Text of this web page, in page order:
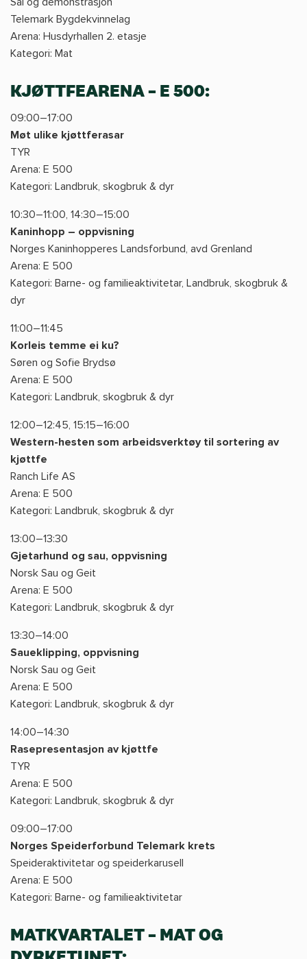
Telemark Bygdekvinnelag
Arena: Husdyrhallen 2. etasje
Kategori: Mat
KJØTTFEARENA – E 500:
09:00–17:00
Møt ulike kjøttferasar
TYR
Arena: E 500
Kategori: Landbruk, skogbruk & dyr
10:30–11:00, 14:30–15:00
Kaninhopp – oppvisning
Norges Kaninhopperes Landsforbund, avd Grenland
Arena: E 500
Kategori: Barne- og familieaktivitetar, Landbruk, skogbruk &
dyr
11:00–11:45
Korleis temme ei ku?
Søren og Sofie Brydsø
Arena: E 500
Kategori: Landbruk, skogbruk & dyr
12:00–12:45, 15:15–16:00
Western-hesten som arbeidsverktøy til sortering av
kjøttfe
Ranch Life AS
Arena: E 500
Kategori: Landbruk, skogbruk & dyr
13:00–13:30
Gjetarhund og sau, oppvisning
Norsk Sau og Geit
Arena: E 500
Kategori: Landbruk, skogbruk & dyr
13:30–14:00
Saueklipping, oppvisning
Norsk Sau og Geit
Arena: E 500
Kategori: Landbruk, skogbruk & dyr
14:00–14:30
Rasepresentasjon av kjøttfe
TYR
Arena: E 500
Kategori: Landbruk, skogbruk & dyr
09:00–17:00
Norges Speiderforbund Telemark krets
Speideraktivitetar og speiderkarusell
Arena: E 500
Kategori: Barne- og familieaktivitetar
MATKVARTALET – MAT OG